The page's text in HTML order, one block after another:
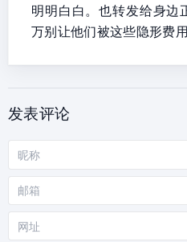
明明白白。也转发给身边
万别让他们被这些隐形费用
发表评论
昵
称
邮
箱
网